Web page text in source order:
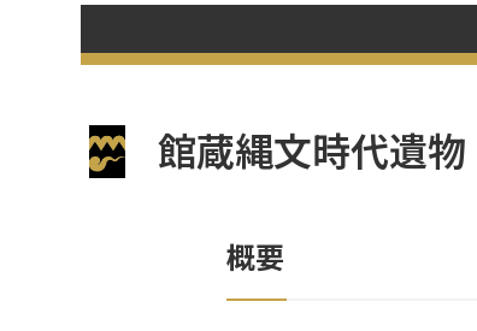
館蔵縄文時代遺物
概要